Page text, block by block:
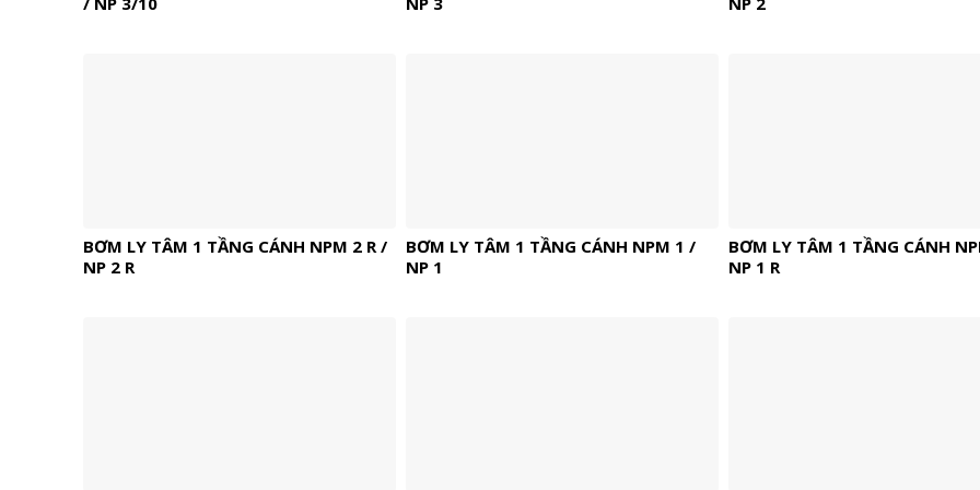
BƠM LY TÂM 1 TẦNG CÁNH NPM 2 R /
NP 2 R
BƠM LY TÂM 1 TẦNG CÁNH NPM 1 /
NP 1
BƠM LY TÂM 1 TẦNG CÁNH
NP 1 R